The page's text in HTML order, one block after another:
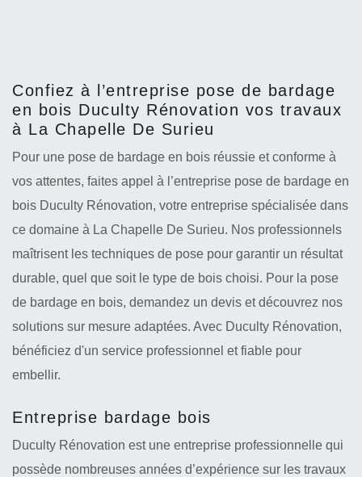
Confiez à l’entreprise pose de bardage
en bois Duculty Rénovation vos travaux
à La Chapelle De Surieu
Pour une pose de bardage en bois réussie et conforme à
vos attentes, faites appel à l’entreprise pose de bardage en
bois Duculty Rénovation, votre entreprise spécialisée dans
ce domaine à La Chapelle De Surieu. Nos professionnels
maîtrisent les techniques de pose pour garantir un résultat
durable, quel que soit le type de bois choisi. Pour la pose
de bardage en bois, demandez un devis et découvrez nos
solutions sur mesure adaptées. Avec Duculty Rénovation,
bénéficiez d'un service professionnel et fiable pour
embellir.
Entreprise bardage bois
Duculty Rénovation est une entreprise professionnelle qui
possède nombreuses années d’expérience sur les travaux